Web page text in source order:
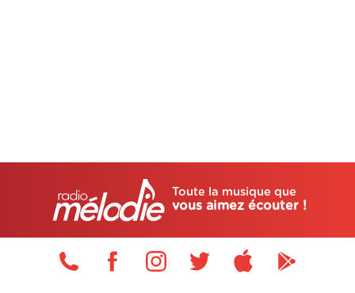
Toute la musique que
vous aimez écouter !